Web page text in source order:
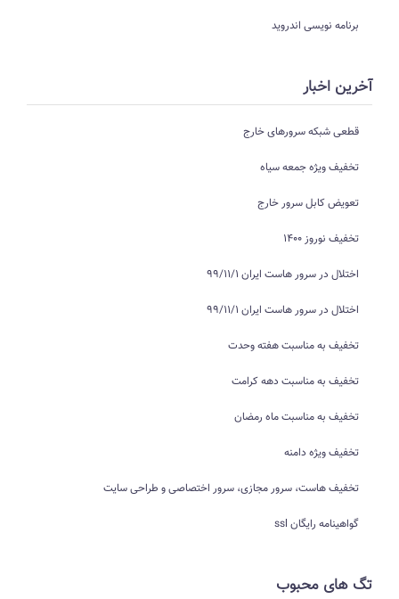
برنامه نویسی اندروید
آخرین اخبار
قطعی شبکه سرورهای خارج
تخفیف ویژه جمعه سیاه
تعویض کابل سرور خارج
تخفیف نوروز 1400
اختلال در سرور هاست ایران 99/11/1
اختلال در سرور هاست ایران 99/11/1
تخفیف به مناسبت هفته وحدت
تخفیف به مناسبت دهه کرامت
تخفیف به مناسبت ماه رمضان
تخفیف ویژه دامنه
تخفیف هاست، سرور مجازی، سرور اختصاصی و طراحی سایت
گواهینامه رایگان ssl
تگ های محبوب